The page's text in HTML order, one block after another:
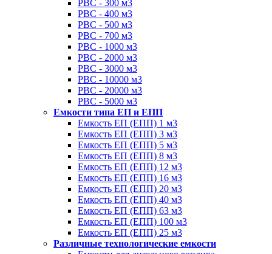
РВС - 300 м3
РВС - 400 м3
РВС - 500 м3
РВС - 700 м3
РВС - 1000 м3
РВС - 2000 м3
РВС - 3000 м3
РВС - 10000 м3
РВС - 20000 м3
РВС - 5000 м3
Емкости типа ЕП и ЕПП
Емкость ЕП (ЕПП) 1 м3
Емкость ЕП (ЕПП) 3 м3
Емкость ЕП (ЕПП) 5 м3
Емкость ЕП (ЕПП) 8 м3
Емкость ЕП (ЕПП) 12 м3
Емкость ЕП (ЕПП) 16 м3
Емкость ЕП (ЕПП) 20 м3
Емкость ЕП (ЕПП) 40 м3
Емкость ЕП (ЕПП) 63 м3
Емкость ЕП (ЕПП) 100 м3
Емкость ЕП (ЕПП) 25 м3
Различные технологические емкости